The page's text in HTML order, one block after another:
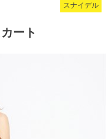
スナイデル
ート